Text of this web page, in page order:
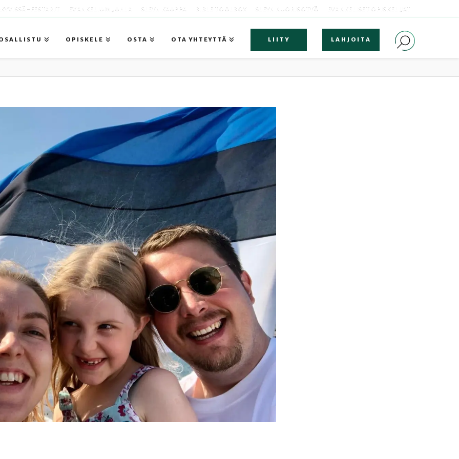
-FESTARIT EVANKELIUMIJUHLA SLEYN KAUPPA BIBLE TOOLBOX SLEYN NUORISOTYÖ EVANKELISET OPISKELIJAT
OPISKELE OSTA OTA YHTEYTTÄ LIITY LAHJOITA